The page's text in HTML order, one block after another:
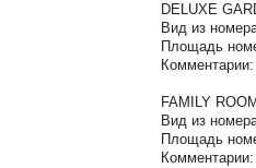
DELUXE
Вид из
Площадь
FAMILY
Вид из
Площадь